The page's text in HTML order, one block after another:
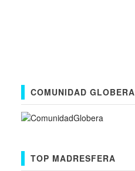
COMUNIDAD GLOBERA
TOP MADRESFERA